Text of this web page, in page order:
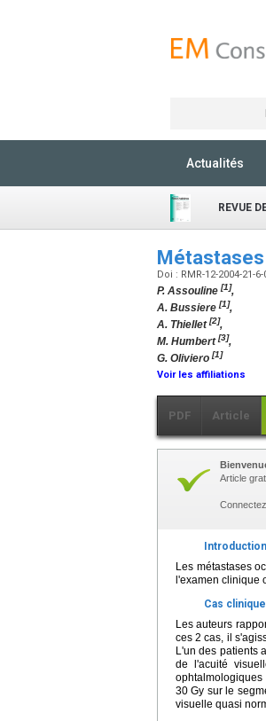
Actualités
REVUE
Doi : RMR-12-2004-21-
P. Assouline [1],
A. Bussiere [1],
A. Thiellet[2],
M. Humbert[3],
G. Oliviero [1]
Voir les affiliations
PDF Article
Article
Introduction
Les métastases
l'examen clinique
Cas clinique
Les auteurs
ces 2 cas, il
L'un des patients
de l'acuité
30 Gy sur le
visuelle quasi